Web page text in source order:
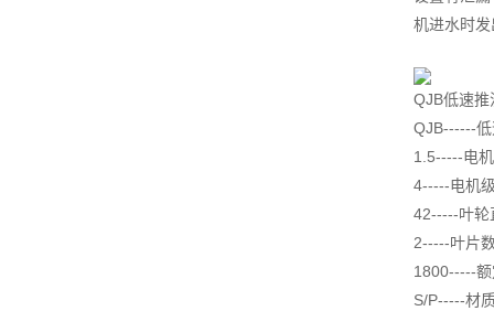
机进水时
QJB低速
QJB------
1.5-----电
4-----电机
42-----叶轮
2-----叶片
1800-----
S/P-----材